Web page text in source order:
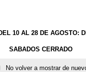
(PDF: 185,05 Kb)
10 AL 28 DE AGOSTO:
SABADOS CERRADO
No volver a mostrar de